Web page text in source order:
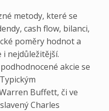
metody, které se
cash flow, bilanci,
poměry hodnot a
i nejdůležitější.
akcie se
Buffett, či ve
Charles